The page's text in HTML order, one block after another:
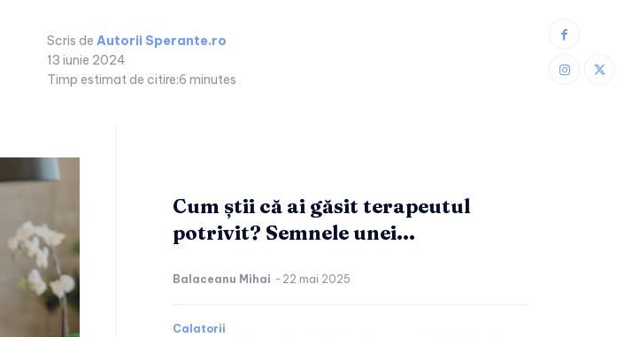
Scris de Autorii Sperante.ro
13 iunie 2024
Timp estimat de citire:6 minutes
Cum știi că ai găsit terapeutul
potrivit? Semnele unei...
Balaceanu Mihai - 22 mai 2025
Calatorii